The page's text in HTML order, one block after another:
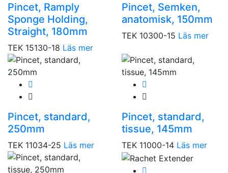
Pincet, Ramply
Sponge Holding,
Straight, 180mm
TEK 15130-18 Läs mer
Pincet, Semken,
anatomisk, 150mm
TEK 10300-15 Läs mer
Pincet, standard,
250mm
TEK 11034-25 Läs mer
Pincet, standard,
tissue, 145mm
TEK 11000-14 Läs mer